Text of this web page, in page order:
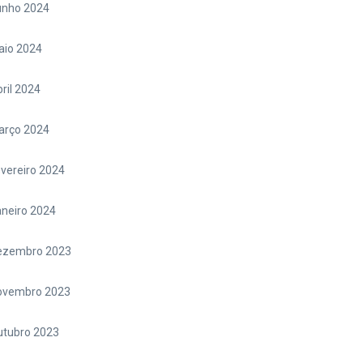
2024
2024
2024
2024
2024
2024
2023
2023
2023